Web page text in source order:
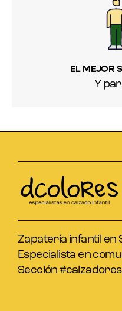
EL MEJOR
Y
Zapatería infantil en
Especialista en
Sección